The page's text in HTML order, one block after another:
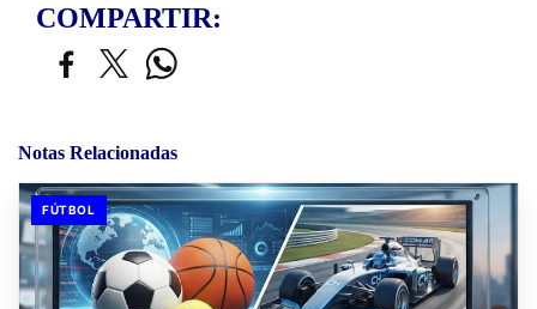
COMPARTIR:
Notas Relacionadas
FÚTBOL